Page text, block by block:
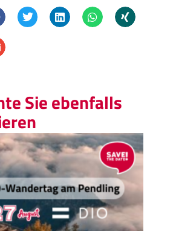
Sie ebenfalls